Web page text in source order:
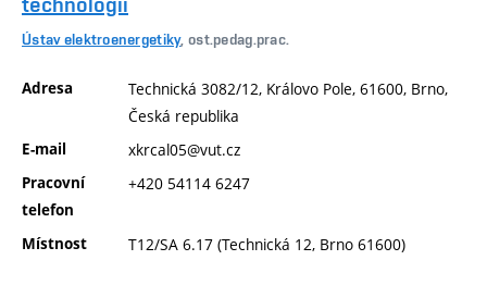
Ústav elektroenergetiky, ost.pedag.prac.
Adresa
Technická 3082/12, Královo Pole, 61600, Brno,
Česká republika
E-mail xkrcal05@vut.cz
Pracovní
telefon
+420 54114 6247
Místnost T12/SA 6.17 (Technická 12, Brno 61600)